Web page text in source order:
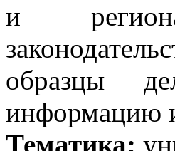
и
образцы
информацию
Тематика: